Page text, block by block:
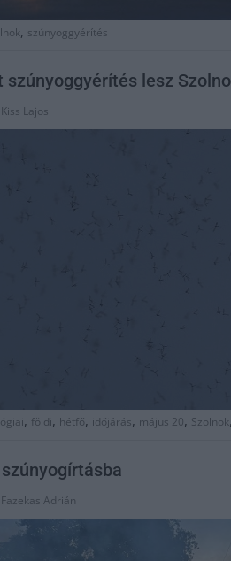
, szúnyoggyérítés
lesz
Kiss Lajos
, földi, hétfő, időjárás, május 20, Szolnok,
Fazekas Adrián